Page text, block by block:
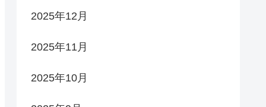
2025年12月
2025年11月
2025年10月